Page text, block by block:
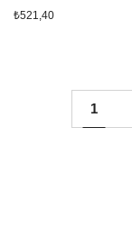
₺521,40
1